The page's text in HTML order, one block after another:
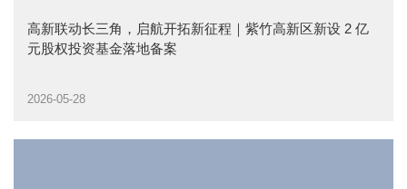
高新联动长三角，启航开拓新征程｜紫竹高新区新设 2 亿
元股权投资基金落地备案
2026-05-28